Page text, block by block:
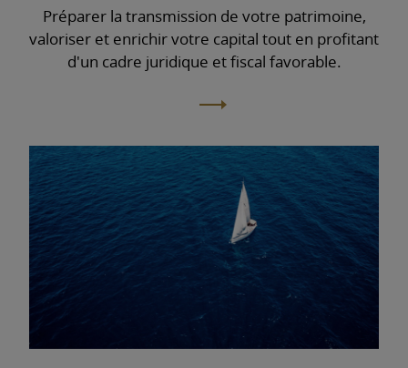
Préparer la transmission de votre patrimoine,
valoriser et enrichir votre capital tout en profitant
d'un cadre juridique et fiscal favorable.